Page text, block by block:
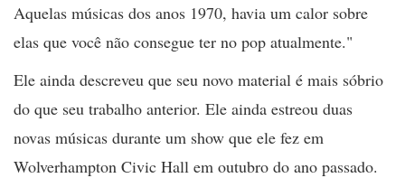
Aquelas músicas dos anos 1970, havia um calor sobre
elas que você não consegue ter no pop atualmente."
Ele ainda descreveu que seu novo material é mais sóbrio
do que seu trabalho anterior. Ele ainda estreou duas
novas músicas durante um show que ele fez em
Wolverhampton Civic Hall em outubro do ano passado.